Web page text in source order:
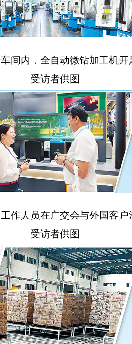
内，全自动微钻加工机开
受访者供图
人员在广交会与外国客户
受访者供图